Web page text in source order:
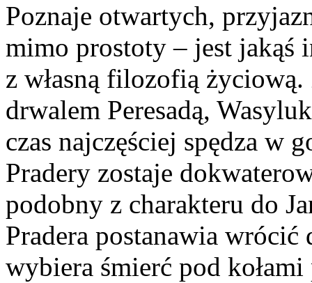
Poznaje otwartych,
mimo prostoty – jest jakąś
z własną filozofią
drwalem Peresadą,
czas najczęściej spędza w
Pradery zostaje
podobny z charakteru do
Pradera postanawia wrócić
wybiera śmierć pod